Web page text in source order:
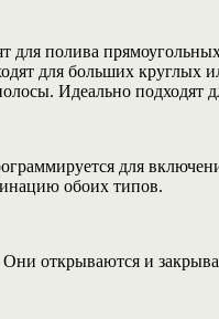
полива
для больших круглых
Идеально подходят
для
обоих типов.
открываются и